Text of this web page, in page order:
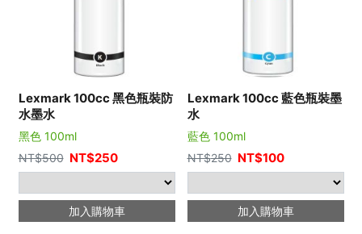
Lexmark 100cc 黑色瓶裝防
水墨水
黑色 100ml
NT$500 NT$250
加入購物車
Lexmark 100cc 藍色瓶裝墨
水
藍色 100ml
NT$250 NT$100
加入購物車